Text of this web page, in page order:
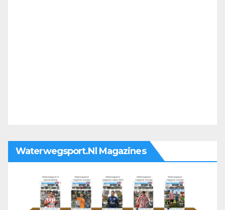
Waterwegsport.nl Magazines